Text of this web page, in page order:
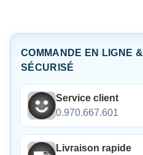
COMMANDE EN LIGNE
SÉCURISÉ
Service client
0.970.667.601
Livraison rapide